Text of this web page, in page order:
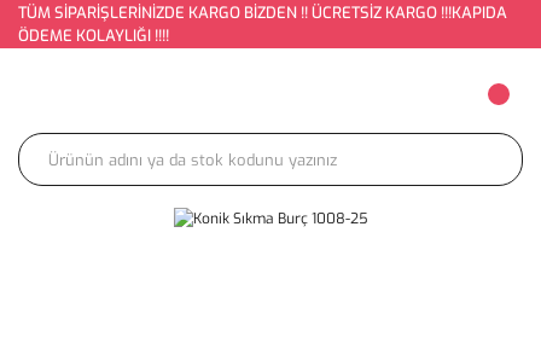
TÜM SİPARİŞLERİNİZDE KARGO BİZDEN !! ÜCRETSİZ KARGO !!!KAPIDA
ÖDEME KOLAYLIĞI !!!!